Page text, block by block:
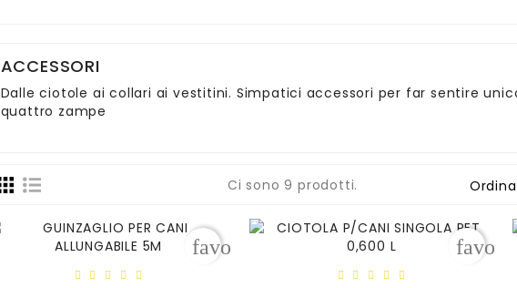
ACCESSORI
Dalle ciotole ai collari ai vestitini. Simpatici accessori per far sentire
quattro zampe
Ci sono 9 prodotti.
favorite_border